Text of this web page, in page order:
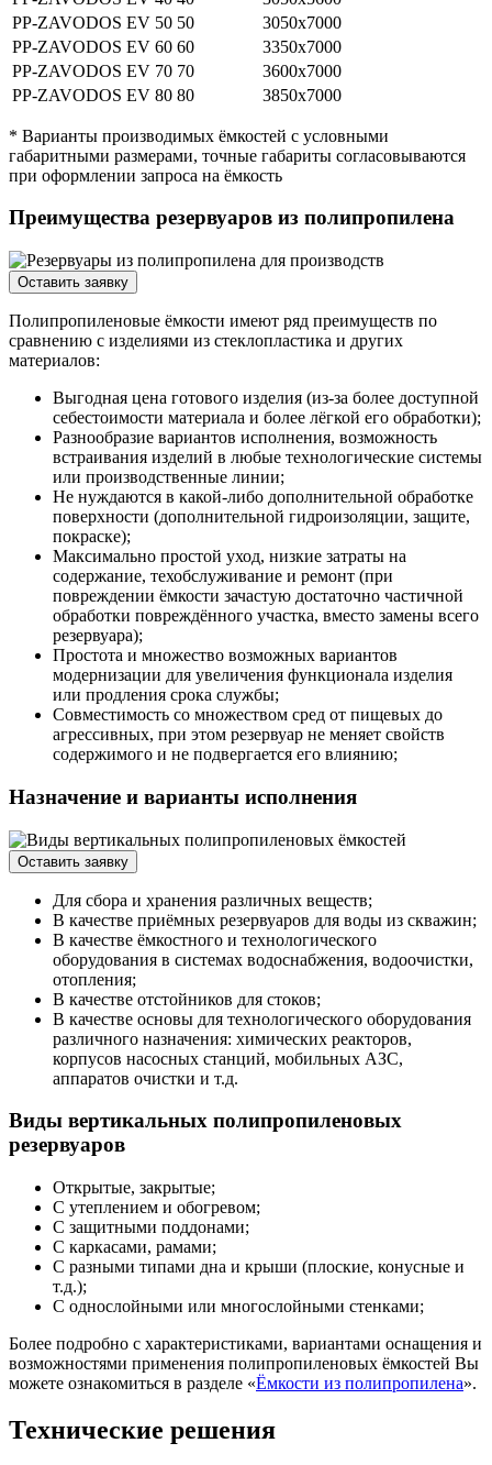
PP-ZAVODOS EV 50 50
3050х7000
PP-ZAVODOS EV 60 60
3350х7000
PP-ZAVODOS EV 70 70
3600х7000
PP-ZAVODOS EV 80 80 3850х7000
* Варианты производимых ёмкостей с условными
габаритными размерами, точные габариты согласовываются
при оформлении запроса на ёмкость
Преимущества резервуаров из полипропилена
Оставить заявку
Полипропиленовые ёмкости имеют ряд преимуществ по
сравнению с изделиями из стеклопластика и других
материалов:
Выгодная цена готового изделия (из-за более доступной
себестоимости материала и более лёгкой его обработки);
Разнообразие вариантов исполнения, возможность
встраивания изделий в любые технологические системы
или производственные линии;
Не нуждаются в какой-либо дополнительной обработке
поверхности (дополнительной гидроизоляции, защите,
покраске);
Максимально простой уход, низкие затраты на
содержание, техобслуживание и ремонт (при
повреждении ёмкости зачастую достаточно частичной
обработки повреждённого участка, вместо замены всего
резервуара);
Простота и множество возможных вариантов
модернизации для увеличения функционала изделия
или продления срока службы;
Совместимость со множеством сред от пищевых до
агрессивных, при этом резервуар не меняет свойств
содержимого и не подвергается его влиянию;
Назначение и варианты исполнения
Оставить заявку
Для сбора и хранения различных веществ;
В качестве приёмных резервуаров для воды из скважин;
В качестве ёмкостного и технологического
оборудования в системах водоснабжения, водоочистки,
отопления;
В качестве отстойников для стоков;
В качестве основы для технологического оборудования
различного назначения: химических реакторов,
корпусов насосных станций, мобильных АЗС,
аппаратов очистки и т.д.
Виды вертикальных полипропиленовых
резервуаров
Открытые, закрытые;
С утеплением и обогревом;
С защитными поддонами;
С каркасами, рамами;
С разными типами дна и крыши (плоские, конусные и
т.д.);
С однослойными или многослойными стенками;
Более подробно с характеристиками, вариантами оснащения и
возможностями применения полипропиленовых ёмкостей Вы
можете ознакомиться в разделе «Ёмкости из полипропилена».
Технические решения